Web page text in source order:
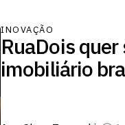
INOVAÇÃO
RuaDois
imobiliário